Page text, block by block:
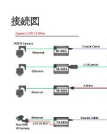
接続図